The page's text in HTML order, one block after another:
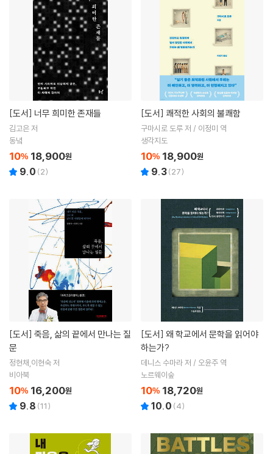
[도서] 너무 희미한 존재들
김고은 저
동녘
10% 18,900원
9.0 (2)
[도서] 쾌적한 사회의 불쾌함
구마시로 도루 저 / 이정미 역
생각지도
10% 18,900원
9.3(27)
[도서]
문
정현채,이현숙 저
비아북
10% 16,200원
9.8 (11)
[도서]
하는가?
데니스 수마라 저 / 오윤주 역
노르웨이숲
10% 18,720원
10.0 (4)